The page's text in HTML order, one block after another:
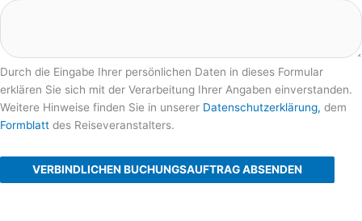
Durch die Eingabe Ihrer persönlichen Daten in dieses Formular
erklären Sie sich mit der Verarbeitung Ihrer Angaben einverstanden.
Weitere Hinweise finden Sie in unserer Datenschutzerklärung, dem
Formblatt des Reiseveranstalters.
VERBINDLICHEN BUCHUNGSAUFTRAG ABSENDEN